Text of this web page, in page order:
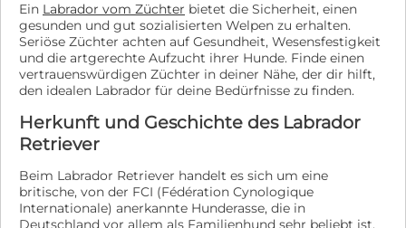
Ein Labrador vom Züchter bietet die Sicherheit, einen
gesunden und gut sozialisierten Welpen zu erhalten.
Seriöse Züchter achten auf Gesundheit, Wesensfestigkeit
und die artgerechte Aufzucht ihrer Hunde. Finde einen
vertrauenswürdigen Züchter in deiner Nähe, der dir hilft,
den idealen Labrador für deine Bedürfnisse zu finden.
Herkunft und Geschichte des Labrador
Retriever
Beim Labrador Retriever handelt es sich um eine
britische, von der FCI (Fédération Cynologique
Internationale) anerkannte Hunderasse, die in
Deutschland vor allem als Familienhund sehr beliebt ist.